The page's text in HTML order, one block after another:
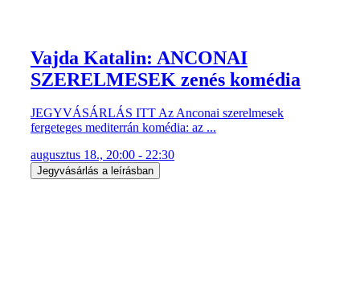
Vajda Katalin: ANCONAI
SZERELMESEK zenés komédia
JEGYVÁSÁRLÁS ITT Az Anconai szerelmesek
fergeteges mediterrán komédia: az ...
augusztus 18., 20:00 - 22:30
Jegyvásárlás a leírásban